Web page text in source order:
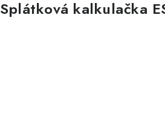
Splátková kalkulačka